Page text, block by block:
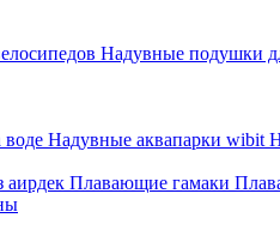
Надувные подушки
Надувные аквапарки wibit
аирдек Плавающие гамаки